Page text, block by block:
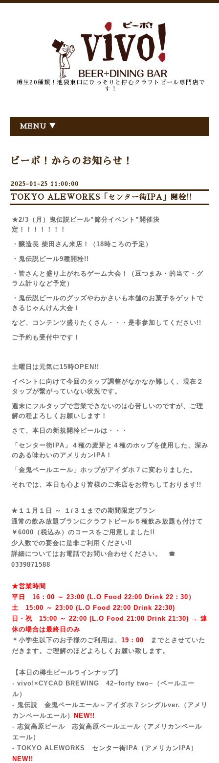
樽生20種類！池袋東口にひっそりと佇むクラフトビール専門店で
す！
MENU ▼
ビーボ！からのお知らせ！
2025-01-25 11:00:00
TOKYO ALEWORKS「センター街IPA」開栓!!
★2/3（月）鬼伝説ビール”節分イベント”開催決
定！！！！！！！
・醸造長 柴田さん来店！（18時ころの予定）
・鬼伝説ビール9種開栓!!
・皆さんと盛り上がれるゲーム大会！（豆つまみ・的当て・グ
ラム計りなど予定）
・鬼伝説ビールのグッズやわかさいも本舗のお菓子をゲットで
きるじゃんけん大会！
など、コンテンツ盛りたくさん・・・ 是非参加してください!!
ご予約も受付中です！
土曜日は元気に15時OPEN!!
イベントに向けて今回のタップ調整がなかなか難しく、現在２
タップが繋がっていない状況です。
週末にフルタップで営業できないのは心苦しいのですが、ご理
解の程よろしくお願いします！
さて、本日の新規開栓ビールは・・・
「センター街IPA」４種の麦芽と４種のホップを使用した、深み
のある味わいのアメリカンIPA！
「金鬼ペールエール」ホップがアイダホ７に変わりました。
それでは、本日も心より皆様のご来店をお待ちしております!!
★１１月１日 ～ １/３１までの期間限定プラン
通常の飲み放題プランにクラフトビール５種飲み放題も付けて
￥6000（税込み）のコースをご用意しました!!
少人数での宴会に是非ご利用ください‼
詳細についてはお電話でお問い合わせください。 ☎
0339871588
★営業時間
平日 16：00 ～ 23:00 (L.O Food 22:00 Drink 22：30）
土 15:00 ～ 23:00 ( L.O Food 22:00 Drink 22:30)
日・祝 15:00 ～ 22:00 ( L.O Food 21:00 Drink 21:30) → 連
休の場合は最終日のみ
＊小学生以下のお子様のご利用は、 19：00
までとさせていた
だきます。ご理解のほどよろしくお願い致します。
【本日の樽生ビールラインナップ】
- vivo!×CYCAD BREWING 42~forty two~
（ペールエー
ル）
- 鬼伝説 金鬼ペールエール～アイダホ７シングルver.（アメリ
カンペールエール）
NEW!!
- 志賀高原ビール 志賀高原ペールエール （アメリカンペール
エール）
- TOKYO ALEWORKS センター街IPA （アメリカンIPA）
NEW!!